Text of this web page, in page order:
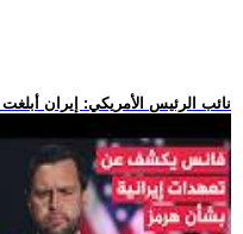
.. نائب الرئيس الأمريكي: إيران